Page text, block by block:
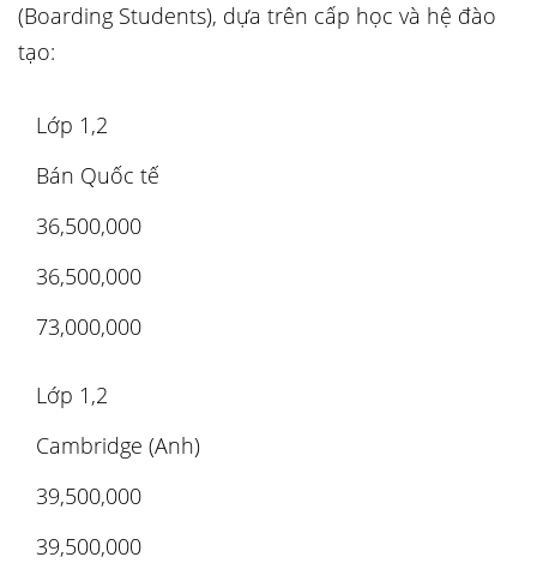
(Boarding Students), dựa trên cấp học và hệ đào
tạo:
Lớp 1,2
Bán Quốc tế
36,500,000
36,500,000
73,000,000
Lớp 1,2
Cambridge (Anh)
39,500,000
39,500,000